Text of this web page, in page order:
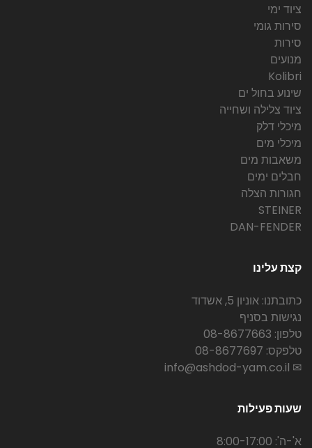
ציוד ימי
סירות גומי
סירות
מנועים
Kolibri
שינוע בחול ים
ציוד צלילה ושחייה
מיכלי דלק
מיכלי מים
משאבות מים
חבלים ימים
חגורות הצלה
STEINER
DAN-FENDER
קצת עלינו
כתובתנו: אוניון 5, אשדוד
נגישות בסניף
טלפון: 08-8677663
טלפקס: 08-8677697
✉ info@ashdod-yam.co.il
שעות פעילות
א'-ה': 8:00-17:00